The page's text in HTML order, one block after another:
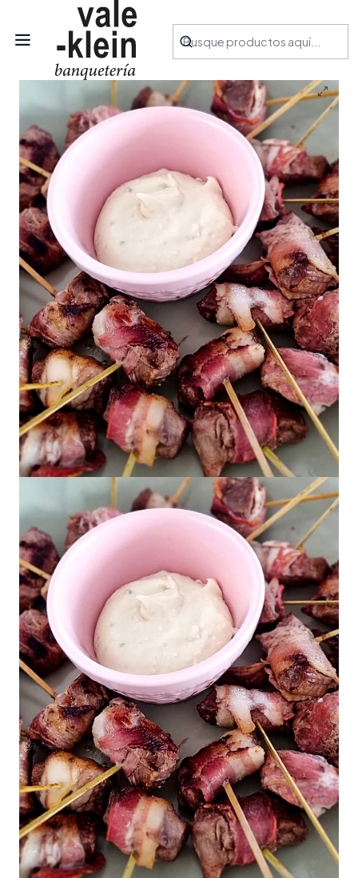
Productos Aperitivos
Brochetas de carne con tocino (25 unidades)